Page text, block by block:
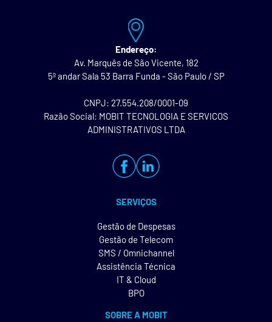
Endereço:
Av. Marquês de São Vicente, 182
5º andar Sala 53 Barra Funda - São Paulo / SP
CNPJ: 27.554.208/0001-09
Razão Social: MOBIT TECNOLOGIA E SERVICOS
ADMINISTRATIVOS LTDA
SERVIÇOS
Gestão de Despesas
Gestão de Telecom
SMS / Omnichannel
Assistência Técnica
IT & Cloud
BPO
SOBRE A MOBIT